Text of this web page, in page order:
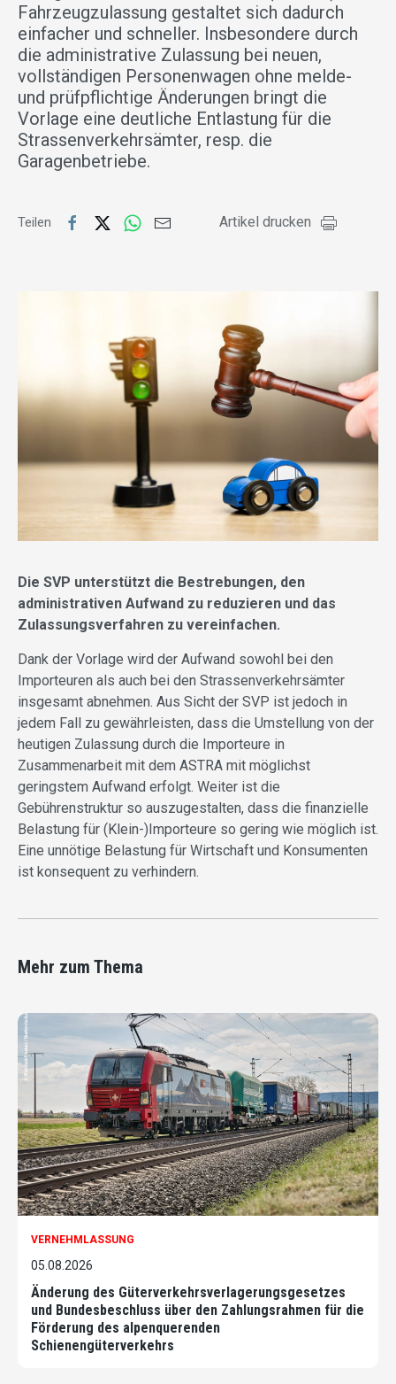
Fahrzeugzulassung gestaltet sich dadurch
einfacher und schneller. Insbesondere durch
die administrative Zulassung bei neuen,
vollständigen Personenwagen ohne melde-
und prüfpflichtige Änderungen bringt die
Vorlage eine deutliche Entlastung für die
Strassenverkehrsämter, resp. die
Garagenbetriebe.
Teilen Artikel drucken
Die SVP unterstützt die Bestrebungen, den
administrativen Aufwand zu reduzieren und das
Zulassungsverfahren zu vereinfachen.
Dank der Vorlage wird der Aufwand sowohl bei den
Importeuren als auch bei den Strassenverkehrsämter
insgesamt abnehmen. Aus Sicht der SVP ist jedoch in
jedem Fall zu gewährleisten, dass die Umstellung von der
heutigen Zulassung durch die Importeure in
Zusammenarbeit mit dem ASTRA mit möglichst
geringstem Aufwand erfolgt. Weiter ist die
Gebührenstruktur so auszugestalten, dass die finanzielle
Belastung für (Klein-)Importeure so gering wie möglich ist.
Eine unnötige Belastung für Wirtschaft und Konsumenten
ist konsequent zu verhindern.
Mehr zum Thema
VERNEHMLASSUNG
05.08.2026
Änderung des Güterverkehrsverlagerungsgesetzes
und Bundesbeschluss über den Zahlungsrahmen für die
Förderung des alpenquerenden
Schienengüterverkehrs